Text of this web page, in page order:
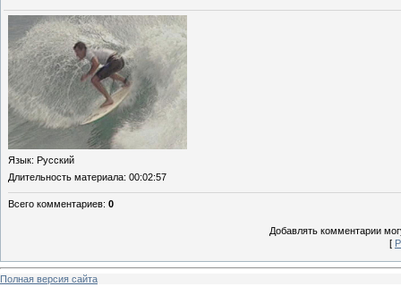
Язык: Русский
Длительность материала: 00:02:57
Всего комментариев: 0
Добавлять комментарии
[
Полная версия сайта